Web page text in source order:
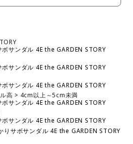
サンダル 4E the GARDEN STORY
サンダル 4E the GARDEN STORY
サンダル 4E the GARDEN STORY
高
4cm以上～5cm未満
サンダル 4E the GARDEN STORY
サンダル 4E the GARDEN STORY
りサボサンダル 4E the GARDEN STORY